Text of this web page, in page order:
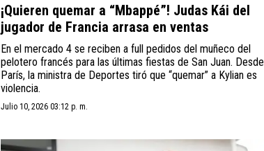
¡Quieren quemar a “Mbappé”! Judas Kái del
jugador de Francia arrasa en ventas
En el mercado 4 se reciben a full pedidos del muñeco del
pelotero francés para las últimas fiestas de San Juan. Desde
París, la ministra de Deportes tiró que “quemar” a Kylian es
violencia.
Julio 10, 2026 03:12 p. m.